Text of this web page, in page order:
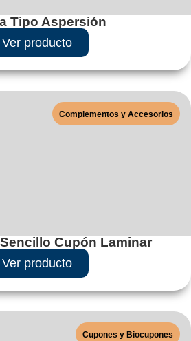
Tipo Aspersión
Ver producto
Complementos y Accesorios
Cupón Laminar
Ver producto
Cupones y Biocupones